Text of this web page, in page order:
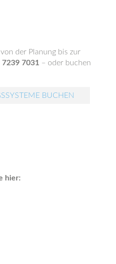
der Planung bis zur
7239 7031 – oder buchen
BUCHEN
hier: